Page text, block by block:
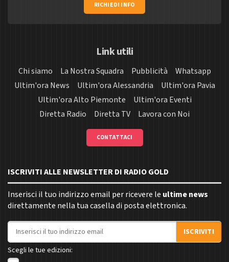
RICHIEDI INFO
Link utili
Chi siamo La Nostra Squadra Pubblicità
Whatsapp
Ultim'ora News
Ultim'ora Alessandria
Ultim'ora Pavia
Ultim'ora Alto Piemonte
Ultim'ora Eventi
Diretta Radio
Diretta TV Lavora con Noi
CONTATTACI
ISCRIVITI ALLE NEWSLETTER DI RADIO GOLD
Inserisci il tuo indirizzo email per ricevere le ultime news
direttamente nella tua casella di posta elettronica.
Indirizzo email
ISCRIVITI
Scegli le tue edizioni: